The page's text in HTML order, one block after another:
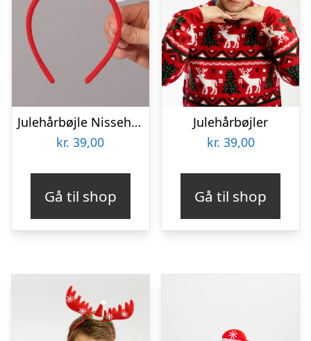
Julehårbøjle Nissehue
kr. 39,00
Gå til shop
Julehårbøjler
kr. 39,00
Gå til shop